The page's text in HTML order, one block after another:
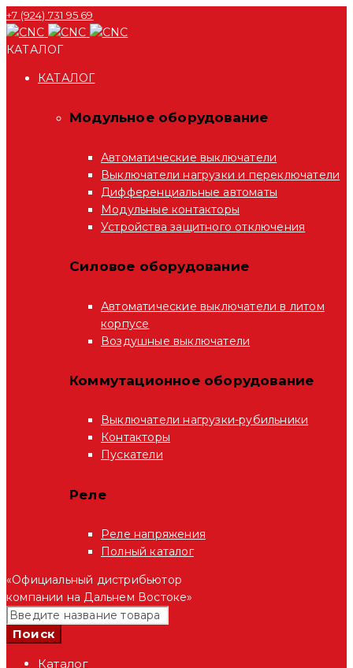
+7 (924) 731 95 69
КАТАЛОГ
КАТАЛОГ
Модульное оборудование
Автоматические выключатели
Выключатели нагрузки и переключатели
Дифференциальные автоматы
Модульные контакторы
Устройства защитного отключения
Силовое оборудование
Автоматические выключатели в литом
корпусе
Воздушные выключатели
Коммутационное оборудование
Выключатели нагрузки-рубильники
Контакторы
Пускатели
Реле
Реле напряжения
Полный каталог
«Официальный дистрибьютор
компании на Дальнем Востоке»
Каталог